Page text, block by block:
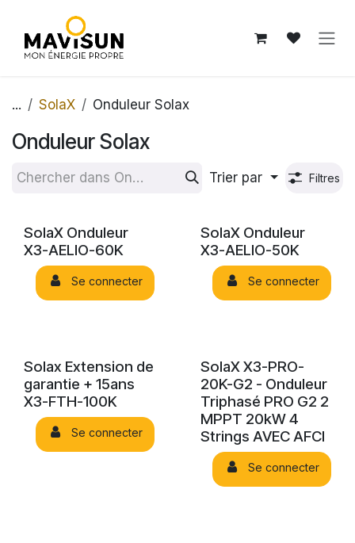
... SolaX Onduleur Solax
Onduleur Solax
Trier par Filtres
SolaX Onduleur
X3-AELIO-60K
Se connecter
SolaX Onduleur
X3-AELIO-50K
Se connecter
Solax Extension de
garantie + 15ans
X3-FTH-100K
Se connecter
SolaX X3-PRO-
20K-G2 - Onduleur
Triphasé PRO G2 2
MPPT 20kW 4
Strings AVEC AFCI
Se connecter